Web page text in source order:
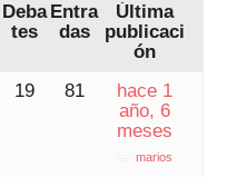
Deba
tes
Entra
das
Última
publicaci
ón
19 81
hace 1
año, 6
meses
marios